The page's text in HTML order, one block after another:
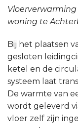
woning te
Bij het plaatsen
gesloten
ketel en de
systeem laat
De warmte van
wordt geleverd
vloer zelf zijn